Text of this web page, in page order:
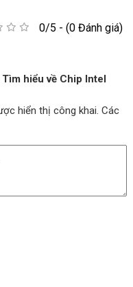
0/5 - (0 Đánh giá)
Tìm hiểu về Chip Intel
hiển thị công khai. Các